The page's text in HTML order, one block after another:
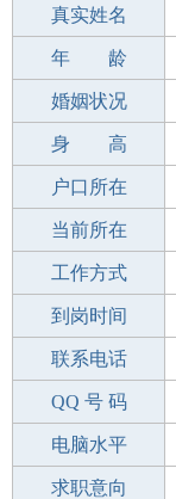
真实姓名
性 别
年 龄
出生年月
婚姻状况
学 历
身 高
毕业学校
户口所在
所学专业
当前所在
工作经验
工作方式
驾 照
到岗时间
期望月薪
联系电话
手机号码
QQ 号 码
微信号码
电脑水平
外语水平
求职意向